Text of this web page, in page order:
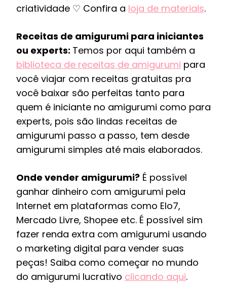
criatividade ♡ Confira a loja de materiais.
Receitas de amigurumi para iniciantes
ou experts: Temos por aqui também a
biblioteca de receitas de amigurumi para
você viajar com receitas gratuitas pra
você baixar são perfeitas tanto para
quem é iniciante no amigurumi como para
experts, pois são lindas receitas de
amigurumi passo a passo, tem desde
amigurumi simples até mais elaborados.
Onde vender amigurumi? É possível
ganhar dinheiro com amigurumi pela
Internet em plataformas como Elo7,
Mercado Livre, Shopee etc. É possível sim
fazer renda extra com amigurumi usando
o marketing digital para vender suas
peças! Saiba como começar no mundo
do amigurumi lucrativo clicando aqui.